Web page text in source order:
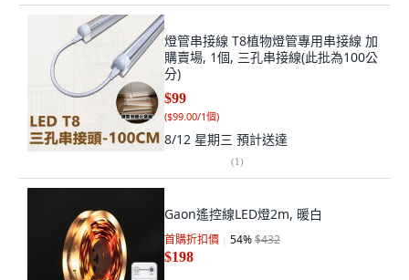
燈管串接線 T8植物燈管專用串接線 加
購賣場, 1個, 三孔串接線(此批為100公
分)
$99
($99.00/1個)
8/12 星期三 預計送達
(1)
Gaon遙控線LED燈2m, 暖白
首購折扣價 54%$432
$198